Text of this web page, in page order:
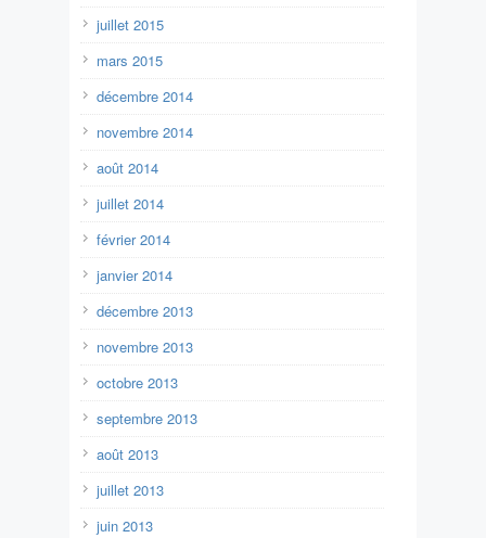
juillet 2015
mars 2015
décembre 2014
novembre 2014
août 2014
juillet 2014
février 2014
janvier 2014
décembre 2013
novembre 2013
octobre 2013
septembre 2013
août 2013
juillet 2013
juin 2013